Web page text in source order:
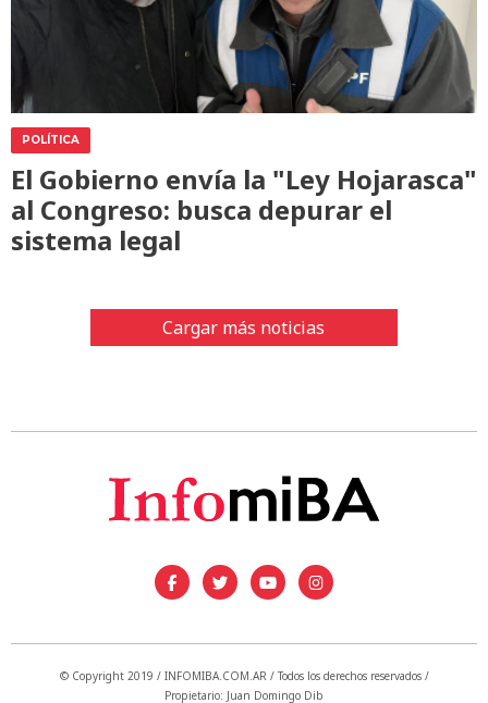
POLÍTICA
El Gobierno envía la "Ley Hojarasca"
al Congreso: busca depurar el
sistema legal
Cargar más noticias
© Copyright 2019 / INFOMIBA.COM.AR / Todos los derechos reservados /
Propietario: Juan Domingo Dib